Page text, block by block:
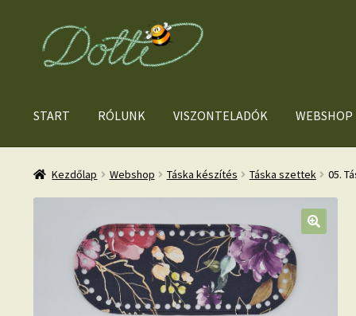
Ugrás
navigációhoz
Kilépés
tartalomba
START RÓLUNK VISZONTELADÓK WEBSHOP
Kezdőlap Webshop Táska készítés Táska szettek 05.